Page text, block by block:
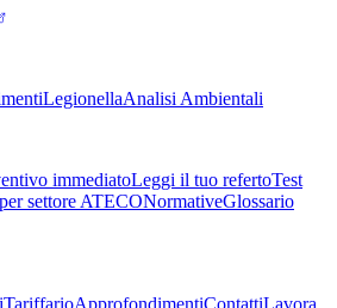
LegionellaAnalisi Ambientali
immediatoLeggi il tuo refertoTest
settore ATECONormativeGlossario
TariffarioApprofondimentiContattiLavora